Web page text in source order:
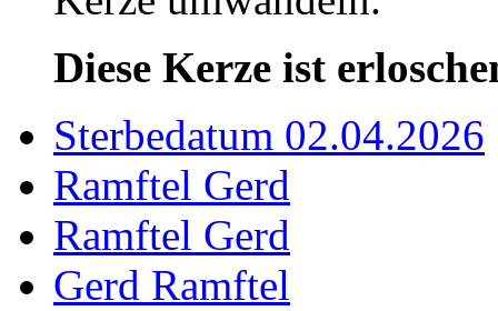
Diese Kerze ist
Sterbedatum 02.04.2026
Ramftel Gerd
Ramftel Gerd
Gerd Ramftel